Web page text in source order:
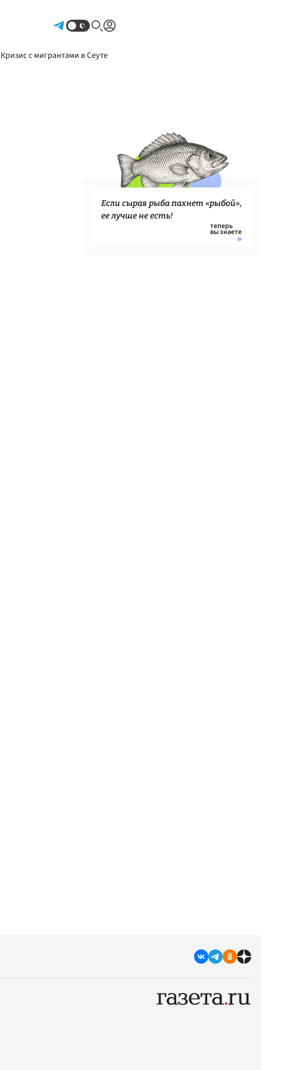
Кризис с мигрантами в Сеуте
Если сырая рыба пахнет «рыбой»,
ее лучше не есть!